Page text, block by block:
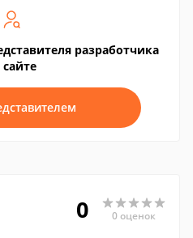
разработчика
сайте
0 0 оценок